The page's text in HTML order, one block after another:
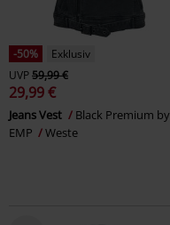
-50%
Exklusiv
UVP59,99 €
29,99 €
Jeans Vest
Black Premium by
EMP
Weste